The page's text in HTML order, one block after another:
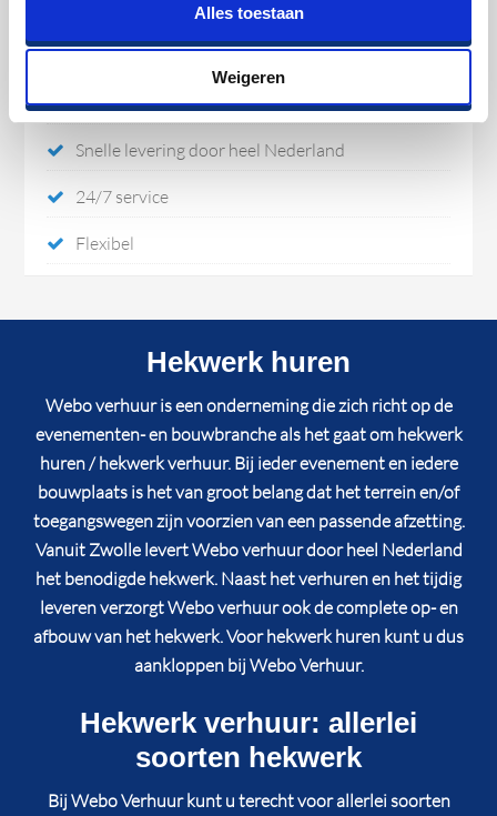
Alles toestaan
Weigeren
Scherpe huurtarieven
Montage -en demontage
Snelle levering door heel Nederland
24/7 service
Flexibel
Hekwerk huren
Webo verhuur is een onderneming die zich richt op de
evenementen- en bouwbranche als het gaat om hekwerk
huren / hekwerk verhuur. Bij ieder evenement en iedere
bouwplaats is het van groot belang dat het terrein en/of
toegangswegen zijn voorzien van een passende afzetting.
Vanuit Zwolle levert Webo verhuur door heel Nederland
het benodigde hekwerk. Naast het verhuren en het tijdig
leveren verzorgt Webo verhuur ook de complete op- en
afbouw van het hekwerk. Voor hekwerk huren kunt u dus
aankloppen bij Webo Verhuur.
Hekwerk verhuur: allerlei
soorten hekwerk
Bij Webo Verhuur kunt u terecht voor allerlei soorten